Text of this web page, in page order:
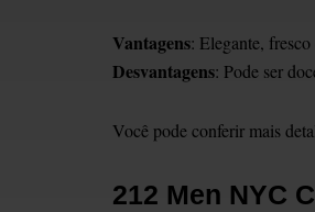
Vantagens: Elegante,
Desvantagens: Pode ser
Você pode conferir mais
212 Men NYC